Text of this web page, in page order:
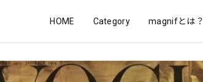
HOME Category magnifとは？